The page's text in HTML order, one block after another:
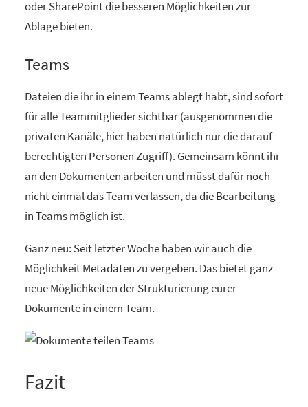
oder SharePoint die besseren Möglichkeiten zur
Ablage bieten.
Teams
Dateien die ihr in einem Teams ablegt habt, sind sofort
für alle Teammitglieder sichtbar (ausgenommen die
privaten Kanäle, hier haben natürlich nur die darauf
berechtigten Personen Zugriff). Gemeinsam könnt ihr
an den Dokumenten arbeiten und müsst dafür noch
nicht einmal das Team verlassen, da die Bearbeitung
in Teams möglich ist.
Ganz neu: Seit letzter Woche haben wir auch die
Möglichkeit Metadaten zu vergeben. Das bietet ganz
neue Möglichkeiten der Strukturierung eurer
Dokumente in einem Team.
Fazit